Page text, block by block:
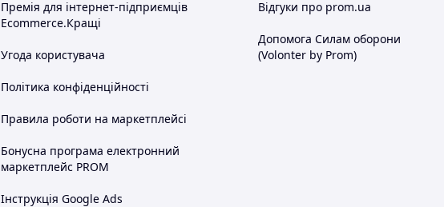
Премія для інтернет-підприємців
Ecommerce.Кращі
Угода користувача
Політика конфіденційності
Правила роботи на маркетплейсі
Бонусна програма електронний
маркетплейс PROM
Інструкція Google Ads
Відгуки про prom.ua
Допомога Силам оборони
(Volonter by Prom)